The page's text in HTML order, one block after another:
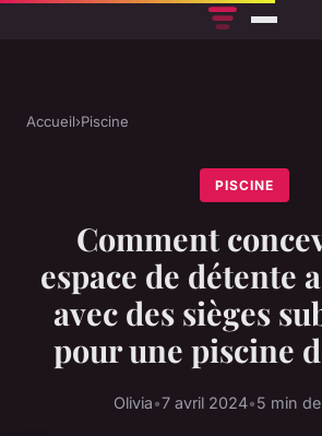
Accueil›Piscine
PISCINE
Comment
espace de détente
avec des sièges
pour une piscine
Olivia•7 avril 2024•5 min